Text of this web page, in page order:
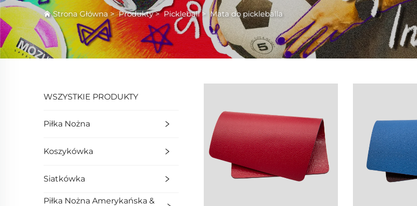
Strona Główna>Produkty>Pickleball>Mata do pickleballa
WSZYSTKIE PRODUKTY
Piłka Nożna
Koszykówka
Siatkówka
Piłka Nożna Amerykańska &